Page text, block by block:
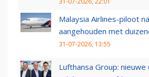
Malaysia Airlines-piloot
aangehouden met
31-07-2026, 13:55
Lufthansa Group: nieuwe